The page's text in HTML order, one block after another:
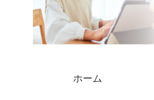
ホーム